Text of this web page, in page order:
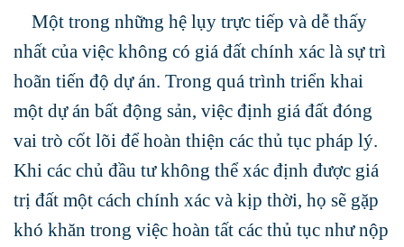
Một trong những hệ lụy trực tiếp và dễ thấy
nhất của việc không có giá đất chính xác là sự trì
hoãn tiến độ dự án. Trong quá trình triển khai
một dự án bất động sản, việc định giá đất đóng
vai trò cốt lõi để hoàn thiện các thủ tục pháp lý.
Khi các chủ đầu tư không thể xác định được giá
trị đất một cách chính xác và kịp thời, họ sẽ gặp
khó khăn trong việc hoàn tất các thủ tục như nộp